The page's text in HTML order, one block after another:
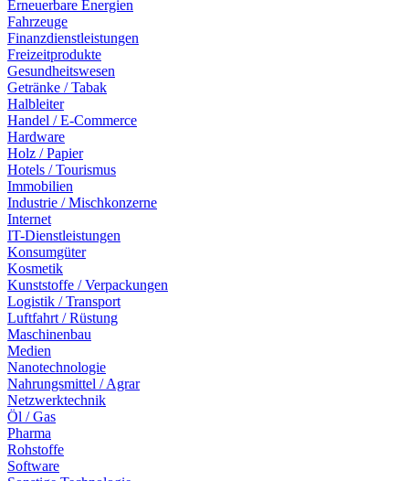
Erneuerbare Energien
Fahrzeuge
Finanzdienstleistungen
Freizeitprodukte
Gesundheitswesen
Getränke / Tabak
Halbleiter
Handel / E-Commerce
Hardware
Holz / Papier
Hotels / Tourismus
Immobilien
Industrie / Mischkonzerne
Internet
IT-Dienstleistungen
Konsumgüter
Kosmetik
Kunststoffe / Verpackungen
Logistik / Transport
Luftfahrt / Rüstung
Maschinenbau
Medien
Nanotechnologie
Nahrungsmittel / Agrar
Netzwerktechnik
Öl / Gas
Pharma
Rohstoffe
Software